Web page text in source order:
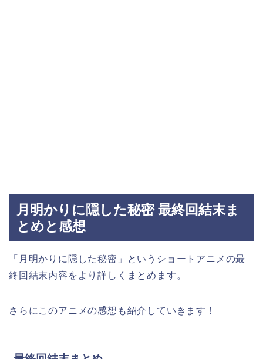
月明かりに隠した秘密 最終回結末ま
とめと感想
「月明かりに隠した秘密 」というショートアニメの最
終回結末内容をより詳しくまとめます。
さらにこのアニメの感想も紹介していきます！